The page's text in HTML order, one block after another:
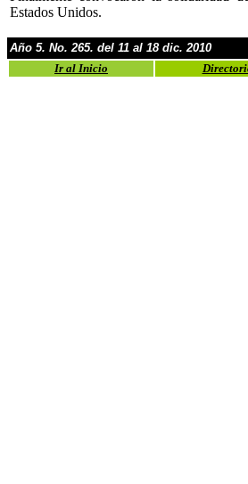
Estados Unidos.
Año 5. No. 265. del 11 al 18 dic. 2010
Ir al Inicio